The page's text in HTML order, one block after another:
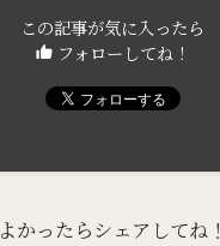
この記事が気に入ったら
フォローしてね！
よかったらシェアしてね！